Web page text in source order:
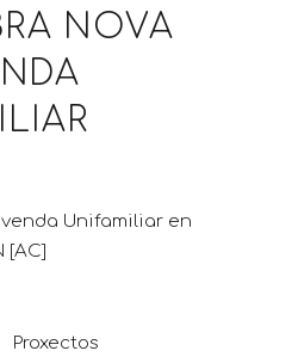
NOVA
Unifamiliar en
[AC]
Proxectos